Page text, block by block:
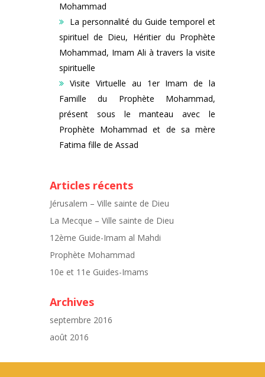
Mohammad
La personnalité du Guide temporel et
spirituel de Dieu, Héritier du Prophète
Mohammad, Imam Ali à travers la visite
spirituelle
Visite Virtuelle au 1er Imam de la
Famille du Prophète Mohammad,
présent sous le manteau avec le
Prophète Mohammad et de sa mère
Fatima fille de Assad
Articles récents
Jérusalem – Ville sainte de Dieu
La Mecque – Ville sainte de Dieu
12ème Guide-Imam al Mahdi
Prophète Mohammad
10e et 11e Guides-Imams
Archives
septembre 2016
août 2016